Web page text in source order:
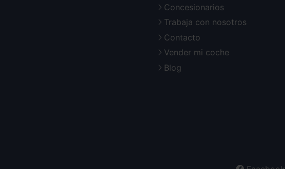
Concesionarios
Trabaja con nosotros
Contacto
Vender mi coche
Blog